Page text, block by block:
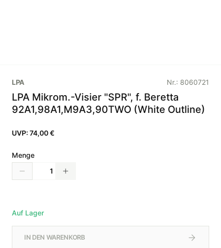
LPA Nr.: 8060721
LPA Mikrom.-Visier "SPR", f. Beretta
92A1,98A1,M9A3,90TWO (White Outline)
UVP: 74,00 €
Menge
Auf Lager
IN DEN WARENKORB